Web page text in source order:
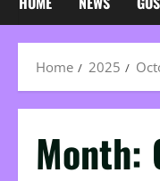
Home 2025
Month: